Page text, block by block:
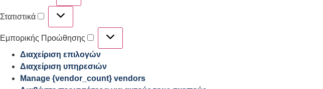
Στατιστικά
Εμπορικής Προώθησης
Διαχείριση επιλογών
Διαχείριση υπηρεσιών
Manage {vendor_count} vendors